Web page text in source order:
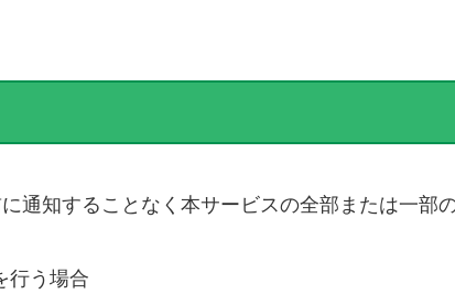
通知することなく本サービスの全部または一部
行う場合